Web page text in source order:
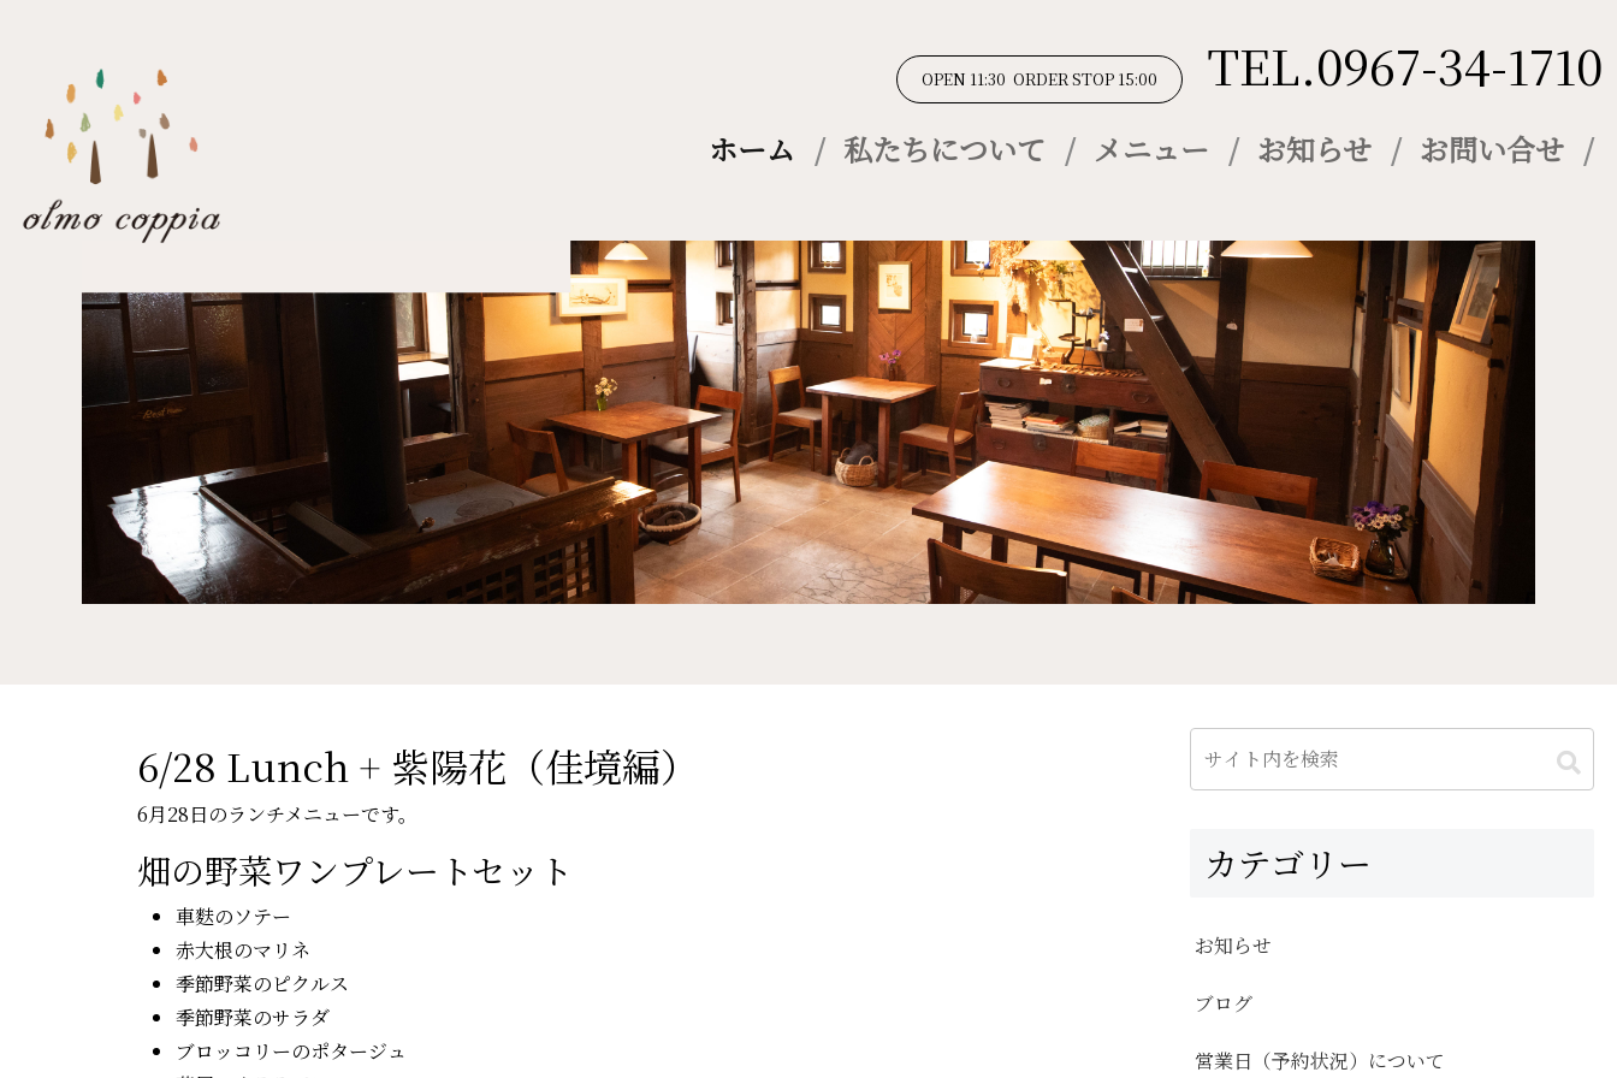
OPEN 11:30 ORDER STOP 15:00 TEL.0967-34-1710
ホーム 私たちについて メニュー お知らせ お問い合せ
6/28 Lunch + 紫陽花（佳境編）
6月28日のランチメニューです。
畑の野菜ワンプレートセット
車麩のソテー
赤大根のマリネ
季節野菜のピクルス
季節野菜のサラダ
ブロッコリーのポタージュ
カテゴリー
お知らせ
ブログ
営業日（予約状況）について